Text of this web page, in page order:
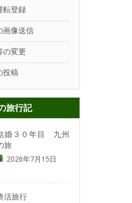
転登録
画像送信
の変更
投稿
旅行記
婚３０年目 九州
旅
2026年7月15日
活旅行